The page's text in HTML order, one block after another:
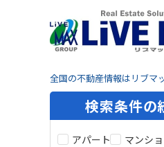
全国の不動産情報はリブマ
検索条件の
アパート マンシ